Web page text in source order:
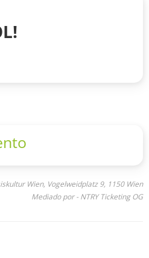
Wien, Vogelweidplatz 9, 1150 Wien
Mediado por - NTRY Ticketing OG